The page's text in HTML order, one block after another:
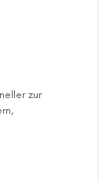
zur